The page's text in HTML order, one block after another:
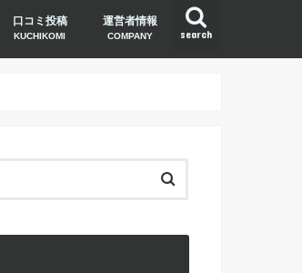
search
口コミ投稿
KUCHIKOMI
運営者情報
COMPANY